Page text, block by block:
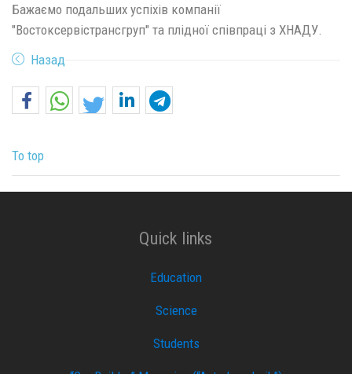
Бажаємо подальших успіхів компанії
"Востоксервістрансгруп" та плідної співпраці з ХНАДУ.
Назад
To top
Quick links
Education
Science
Students